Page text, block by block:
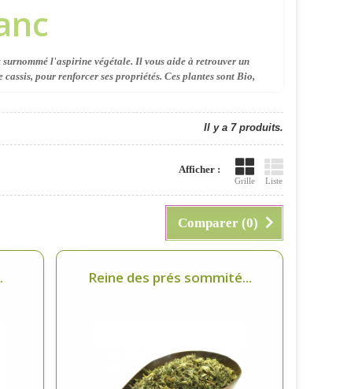
l'aspirine végétale. Il vous aide à retrouver un
pour renforcer ses propriétés. Ces plantes sont Bio,
Il y a 7 produits.
Afficher :
Grille Liste
Comparer (0)
Reine des prés sommité...